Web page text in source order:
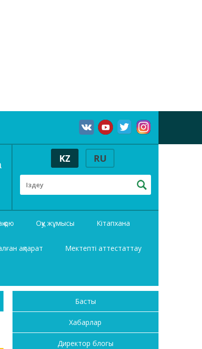
KZ RU
қою Оқу жұмысы Кітапхана
ақпарат Мектепті аттестаттау
Басты
Хабарлар
Директор блогы